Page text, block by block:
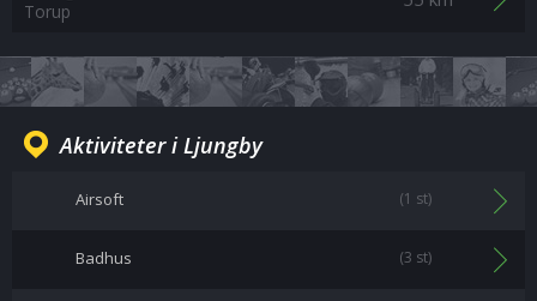
Torup
Aktiviteter i Ljungby
Airsoft (1 st)
Badhus (3 st)